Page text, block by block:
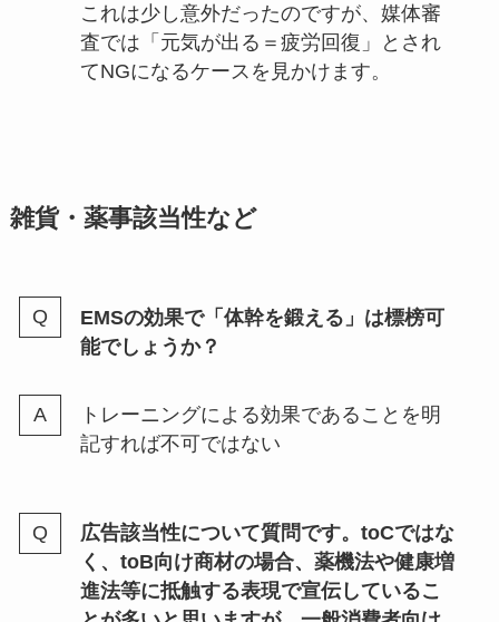
これは少し意外だったのですが、媒体審
査では「元気が出る＝疲労回復」とされ
てNGになるケースを見かけます。
雑貨・薬事該当性など
EMSの効果で「体幹を鍛える」は標榜可
能でしょうか？
トレーニングによる効果であることを明
記すれば不可ではない
広告該当性について質問です。toCではな
く、toB向け商材の場合、薬機法や健康増
進法等に抵触する表現で宣伝しているこ